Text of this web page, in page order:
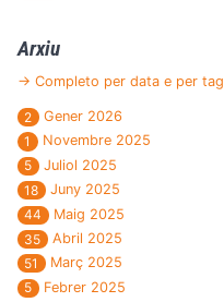
Arxiu
→ Completo per data e per tag
2
Gener 2026
1
Novembre 2025
5
Juliol 2025
18
Juny 2025
44
Maig 2025
35
Abril 2025
51
Març 2025
5
Febrer 2025